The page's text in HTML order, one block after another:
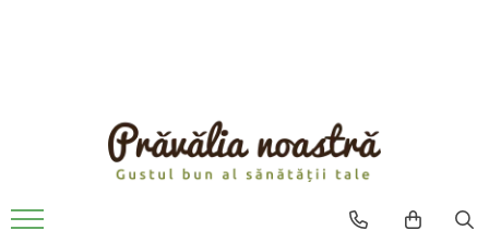
ULEIURI ȘI UNTURI
MĂSLINE